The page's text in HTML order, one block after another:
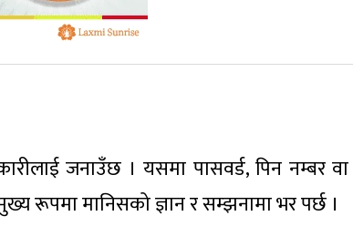
जनाउँछ । यसमा पासवर्ड, पिन नम्बर वा
रूपमा मानिसको ज्ञान र सम्झनामा भर पर्छ ।